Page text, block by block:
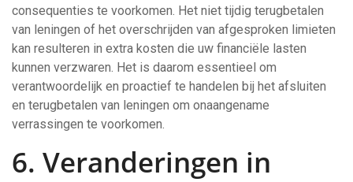
consequenties te voorkomen. Het niet tijdig terugbetalen
van leningen of het overschrijden van afgesproken limieten
kan resulteren in extra kosten die uw financiële lasten
kunnen verzwaren. Het is daarom essentieel om
verantwoordelijk en proactief te handelen bij het afsluiten
en terugbetalen van leningen om onaangename
verrassingen te voorkomen.
6. Veranderingen in